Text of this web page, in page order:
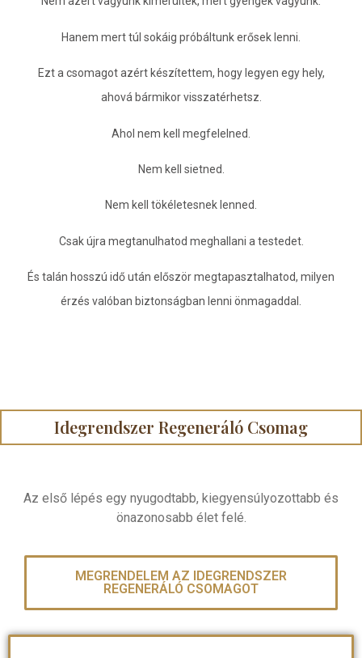
Hanem mert túl sokáig próbáltunk erősek lenni.
Ezt a csomagot azért készítettem, hogy legyen egy hely,
ahová bármikor visszatérhetsz.
Ahol nem kell megfelelned.
Nem kell sietned.
Nem kell tökéletesnek lenned.
Csak újra megtanulhatod meghallani a testedet.
És talán hosszú idő után először megtapasztalhatod, milyen
érzés valóban biztonságban lenni önmagaddal.
Idegrendszer Regeneráló Csomag
Az első lépés egy nyugodtabb, kiegyensúlyozottabb és
önazonosabb élet felé.
MEGRENDELEM AZ IDEGRENDSZER
REGENERÁLÓ CSOMAGOT